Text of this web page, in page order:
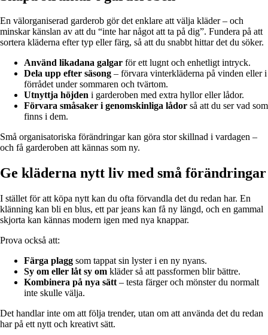
En välorganiserad garderob gör det enklare att välja kläder – och
minskar känslan av att du “inte har något att ta på dig”. Fundera på att
sortera kläderna efter typ eller färg, så att du snabbt hittar det du söker.
Använd likadana galgar för ett lugnt och enhetligt intryck.
Dela upp efter säsong – förvara vinterkläderna på vinden eller i
förrådet under sommaren och tvärtom.
Utnyttja höjden i garderoben med extra hyllor eller lådor.
Förvara småsaker i genomskinliga lådor så att du ser vad som
finns i dem.
Små organisatoriska förändringar kan göra stor skillnad i vardagen –
och få garderoben att kännas som ny.
Ge kläderna nytt liv med små förändringar
I stället för att köpa nytt kan du ofta förvandla det du redan har. En
klänning kan bli en blus, ett par jeans kan få ny längd, och en gammal
skjorta kan kännas modern igen med nya knappar.
Prova också att:
Färga plagg som tappat sin lyster i en ny nyans.
Sy om eller låt sy om kläder så att passformen blir bättre.
Kombinera på nya sätt – testa färger och mönster du normalt
inte skulle välja.
Det handlar inte om att följa trender, utan om att använda det du redan
har på ett nytt och kreativt sätt.